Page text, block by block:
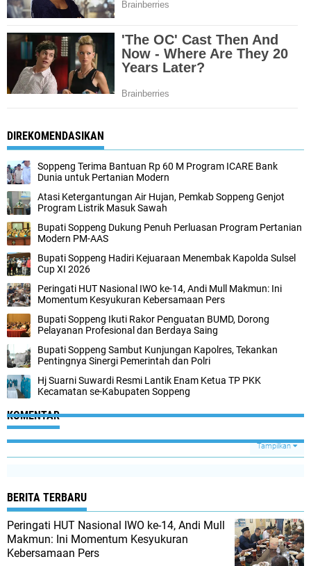
DIREKOMENDASIKAN
Soppeng Terima Bantuan Rp 60 M Program ICARE Bank
Dunia untuk Pertanian Modern
Atasi Ketergantungan Air Hujan, Pemkab Soppeng Genjot
Program Listrik Masuk Sawah
Bupati Soppeng Dukung Penuh Perluasan Program Pertanian
Modern PM-AAS
Bupati Soppeng Hadiri Kejuaraan Menembak Kapolda Sulsel
Cup XI 2026
Peringati HUT Nasional IWO ke-14, Andi Mull Makmun: Ini
Momentum Kesyukuran Kebersamaan Pers
Bupati Soppeng Ikuti Rakor Penguatan BUMD, Dorong
Pelayanan Profesional dan Berdaya Saing
Bupati Soppeng Sambut Kunjungan Kapolres, Tekankan
Pentingnya Sinergi Pemerintah dan Polri
Hj Suarni Suwardi Resmi Lantik Enam Ketua TP PKK
Kecamatan se-Kabupaten Soppeng
KOMENTAR
Tampilkan
BERITA TERBARU
Peringati HUT Nasional IWO ke-14, Andi Mull
Makmun: Ini Momentum Kesyukuran
Kebersamaan Pers